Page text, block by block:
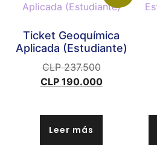
Ticket Geoquímica
Aplicada (Estudiante)
CLP237.500
CLP 190.000
Leer más